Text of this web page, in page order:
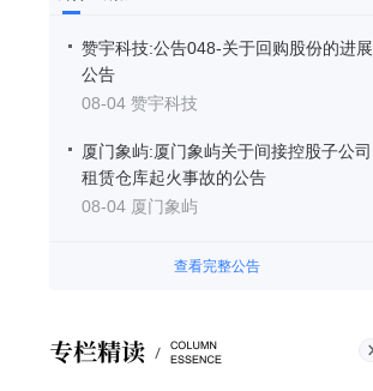
赞宇科技:公告048-关于回购股份的进展
公告
08-04 赞宇科技
厦门象屿:厦门象屿关于间接控股子公司
租赁仓库起火事故的公告
08-04 厦门象屿
查看完整公告